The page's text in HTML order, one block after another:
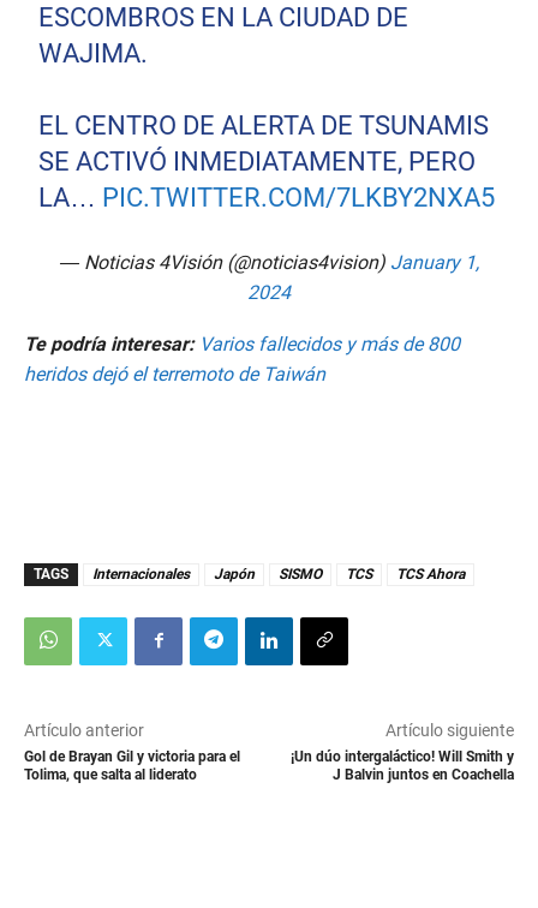
ESCOMBROS EN LA CIUDAD DE
WAJIMA.
EL CENTRO DE ALERTA DE TSUNAMIS
SE ACTIVÓ INMEDIATAMENTE, PERO
LA… PIC.TWITTER.COM/7LKBY2NXA5
— Noticias 4Visión (@noticias4vision) January 1,
2024
Te podría interesar: Varios fallecidos y más de 800
heridos dejó el terremoto de Taiwán
TAGS Internacionales Japón SISMO TCS TCS Ahora
Artículo anterior
Gol de Brayan Gil y victoria para el
Tolima, que salta al liderato
Artículo siguiente
¡Un dúo intergaláctico! Will Smith y
J Balvin juntos en Coachella